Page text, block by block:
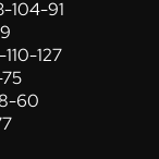
104-91
127
60